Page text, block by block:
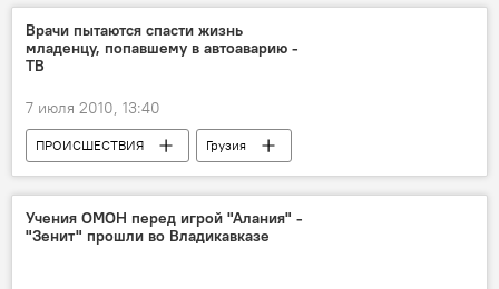
Врачи пытаются спасти жизнь
младенцу, попавшему в автоаварию -
ТВ
7 июля 2010, 13:40
ПРОИСШЕСТВИЯ
Грузия
НОВОСТИ
Учения ОМОН перед игрой "Алания" -
"Зенит" прошли во Владикавказе